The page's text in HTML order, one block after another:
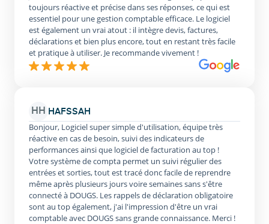
toujours réactive et précise dans ses réponses, ce qui est
essentiel pour une gestion comptable efficace. Le logiciel
est également un vrai atout : il intègre devis, factures,
déclarations et bien plus encore, tout en restant très facile
et pratique à utiliser. Je recommande vivement !
HH HAFSSAH
Bonjour, Logiciel super simple d'utilisation, équipe très
réactive en cas de besoin, suivi des indicateurs de
performances ainsi que logiciel de facturation au top !
Votre système de compta permet un suivi régulier des
entrées et sorties, tout est tracé donc facile de reprendre
même après plusieurs jours voire semaines sans s'être
connecté à DOUGS. Les rappels de déclaration obligatoire
sont au top également, j'ai l'impression d'être un vrai
comptable avec DOUGS sans grande connaissance. Merci !